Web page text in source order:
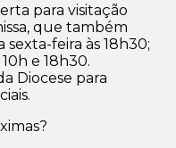
para visitação
que também
sexta-feira às 18h30;
e 18h30.
Diocese para